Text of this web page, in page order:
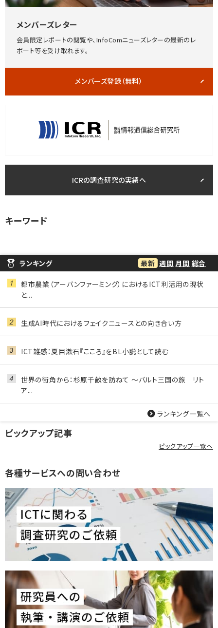
メンバーズレター
会員限定レポートの閲覧や、InfoComニューズレターの最新のレ
ポート等を受け取れます。
メンバーズ登録（無料）
ICRの調査研究の実績へ
キーワード
ランキング 最新 週間 月間 総合
都市農業（アーバンファーミング）におけるICT利活用の現状
と...
生成AI時代におけるフェイクニュースとの向き合い方
ICT雑感：夏目漱石『こころ』をBL小説として読む
世界の街角から：杉原千畝を訪ねて ～バルト三国の旅 リト
ア...
ランキング一覧へ
ピックアップ記事
ピックアップ一覧へ
各種サービスへの問い合わせ